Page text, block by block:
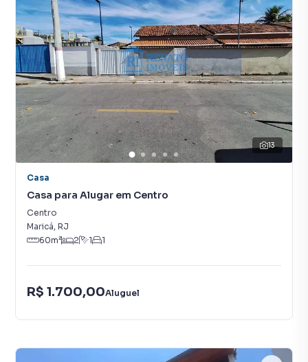
13
Casa
Casa para Alugar em Centro
Centro
Maricá, RJ
60m² 2 1 1
R$ 1.700,00Aluguel